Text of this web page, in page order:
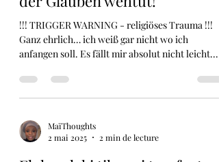
Amen heißt nicht okay – wenn
der Glauben wehtut!
!!! TRIGGER WARNING - religiöses Trauma !!!
anfangen soll. Es fällt mir absolut nicht leicht...